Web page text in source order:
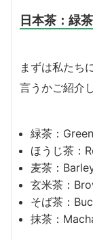
日本茶：緑
まずは私たち
言うかご紹介
緑茶：
ほうじ茶：
麦茶：
玄米茶：
そば茶：
抹茶：